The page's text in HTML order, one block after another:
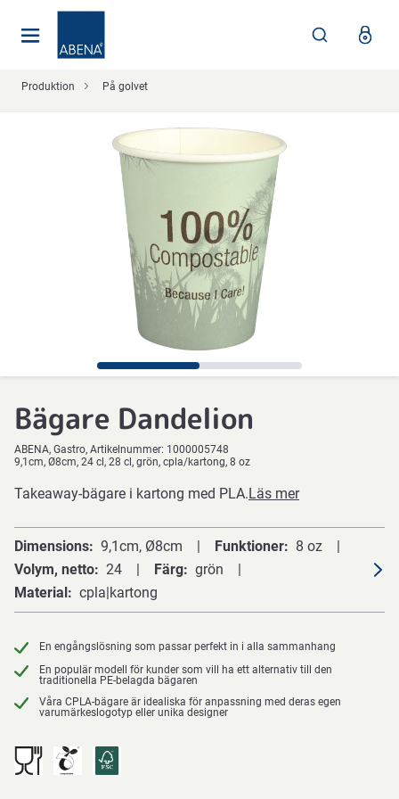
Produktion På golvet
Bägare Dandelion
ABENA Gastro Artikelnummer: 1000005748
9,1cm, Ø8cm, 24 cl, 28 cl, grön, cpla/kartong, 8 oz
Takeaway-bägare i kartong med PLA.Läs mer
Dimensions 9,1cm, Ø8cm Funktioner
8 oz
Volym, netto
24 Färg
grön
Material
cpla|kartong
En engångslösning som passar perfekt in i alla sammanhang
En populär modell för kunder som vill ha ett alternativ till den
traditionella PE-belagda bägaren
Våra CPLA-bägare är idealiska för anpassning med deras egen
varumärkeslogotyp eller unika designer